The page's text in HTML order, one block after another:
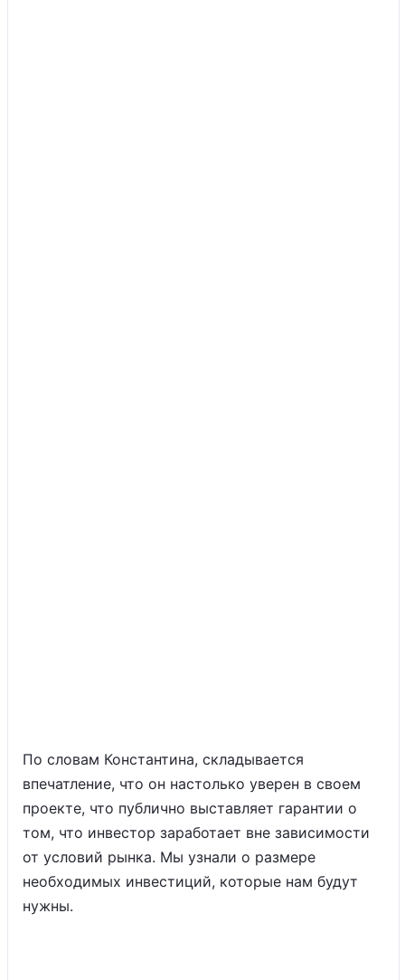
По словам Константина, складывается
впечатление, что он настолько уверен в своем
проекте, что публично выставляет гарантии о
том, что инвестор заработает вне зависимости
от условий рынка. Мы узнали о размере
необходимых инвестиций, которые нам будут
нужны.